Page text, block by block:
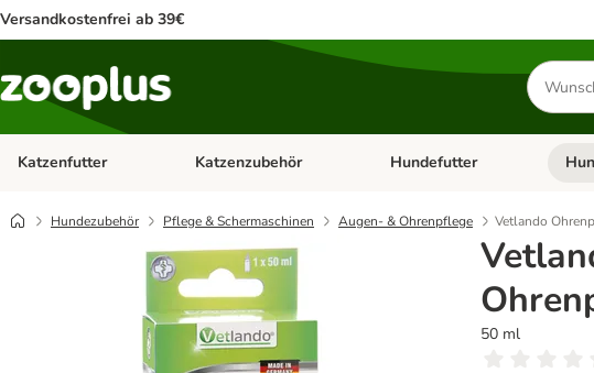
Versandkostenfrei ab 39€
Produkte
suchen
Katzenfutter Kategorie-Menü öffnen: Katzenfutter
Katzenzubehör Kategorie-Menü öffnen:
Hundefutter
Hundezubehör Pflege & Schermaschinen Augen- & Ohrenpflege Vetlando
50 ml